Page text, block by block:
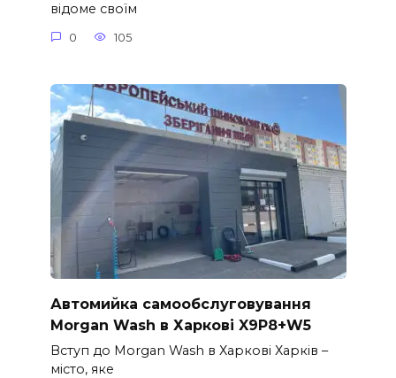
відоме своїм
0 105
Автомийка самообслуговування
Morgan Wash в Харкові X9P8+W5
Вступ до Morgan Wash в Харкові Харків –
місто, яке